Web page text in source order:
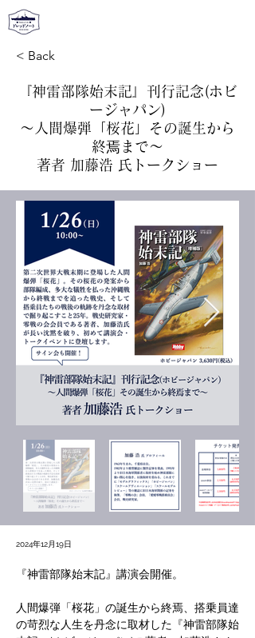
< Back
『神雷部隊始末記』刊行記念(ホビ
ージャパン)
～人間爆弾「桜花」その誕生から
終焉まで～
著者 加藤浩 氏トークショー
2024年12月19日
『神雷部隊始末記』講演会開催。
人間爆弾「桜花」の誕生から終焉、搭乗員達
の苛烈な人生を丹念に取材した『神雷部隊始